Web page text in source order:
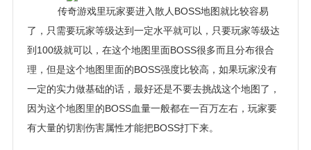
传奇游戏里玩家要进入散人BOSS地图就比较容易
了，只需要玩家等级达到一定水平就可以，只要玩家等级达
到100级就可以，在这个地图里面BOSS很多而且分布很合
理，但是这个地图里面的BOSS强度比较高，如果玩家没有
一定的实力做基础的话，最好还是不要去挑战这个地图了，
因为这个地图里的BOSS血量一般都在一百万左右，玩家要
有大量的切割伤害属性才能把BOSS打下来。